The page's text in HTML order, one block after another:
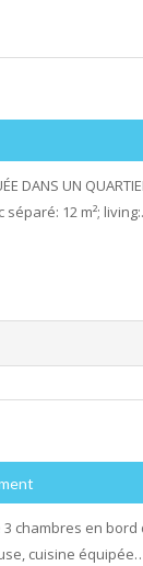
DANS UN
séparé: 12 m²;
chambres en
cuisine